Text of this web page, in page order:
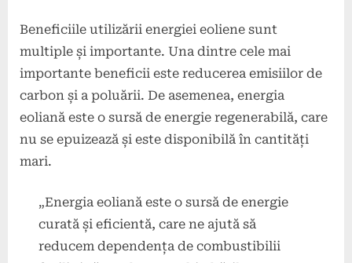
Beneficiile utilizării energiei eoliene sunt
multiple și importante. Una dintre cele mai
importante beneficii este reducerea emisiilor de
carbon și a poluării. De asemenea, energia
eoliană este o sursă de energie regenerabilă, care
nu se epuizează și este disponibilă în cantități
mari.
„Energia eoliană este o sursă de energie
curată și eficientă, care ne ajută să
reducem dependența de combustibilii